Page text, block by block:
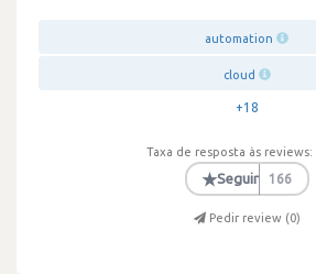
automation
cloud
+18
Taxa de resposta às reviews:
★Seguir 166
Pedir review (0)